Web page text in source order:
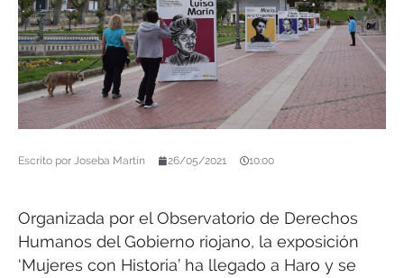
Escrito por Joseba Martín 26/05/2021 10:00
Organizada por el Observatorio de Derechos
Humanos del Gobierno riojano, la exposición
‘Mujeres con Historia’ ha llegado a Haro y se